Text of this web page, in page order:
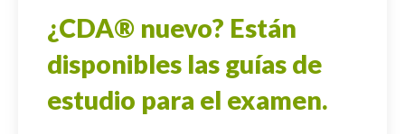
¿CDA® nuevo? Están
disponibles las guías de
estudio para el examen.